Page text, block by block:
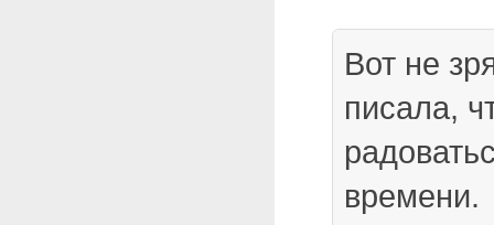
Вот не
писала,
времени.